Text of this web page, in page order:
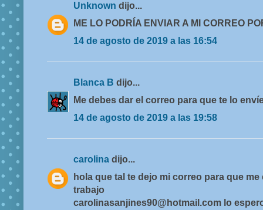
Unknown dijo...
ME LO PODRÍA ENVIAR A MI CORREO
14 de agosto de 2019 a las 16:54
Blanca B dijo...
Me debes dar el correo para que te lo
14 de agosto de 2019 a las 19:58
carolina dijo...
hola que tal te dejo mi correo para que
trabajo
carolinasanjines90@hotmail.com lo